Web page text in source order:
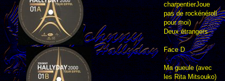
charpentierJoue
pas de rockénéroll
pour moi)
Deux étrangers
Face D
Ma gueule (avec
les Rita Mitsouko)